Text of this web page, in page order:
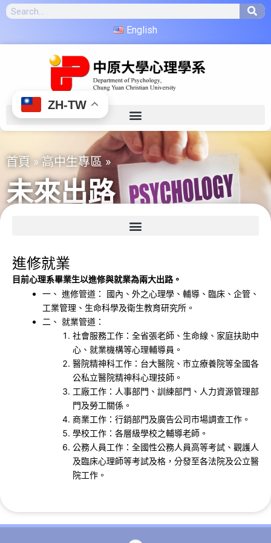
English
首頁 »高中生專區 »
未來出路
進修就業
目前心理系畢業生以進修與就業為兩大出路。
一、 進修管道： 國內、外之心理學、輔導、臨床、企管、
工業管理、生命科學及衛生教育研究所。
二、 就業管道：
社會服務工作：全省張老師、生命線、家庭扶助中
心、就業機構等心理輔導員。
醫院精神科工作：台大醫院、市立療養院等全國各
公私立醫院精神科心理技師。
工廠工作：人事部門、訓練部門、人力資源管理部
門及勞工關係。
商業工作：行銷部門及廣告公司市場調查工作。
學校工作：各層級學校之輔導老師。
公務人員工作：全國性公務人員高等考試、觀護人
及臨床心理師等考試及格，分發至各法院及公立醫
院工作。
ZH-TW